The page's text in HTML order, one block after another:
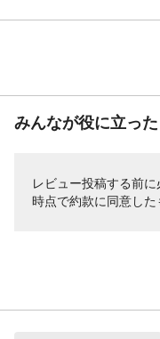
みんなが役に立っ
レビュー投稿する前に
時点で約款に同意した